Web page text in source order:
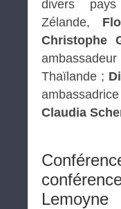
divers
Zélande,
Christophe
Thaïlande ;
Claudia
Lemoyne